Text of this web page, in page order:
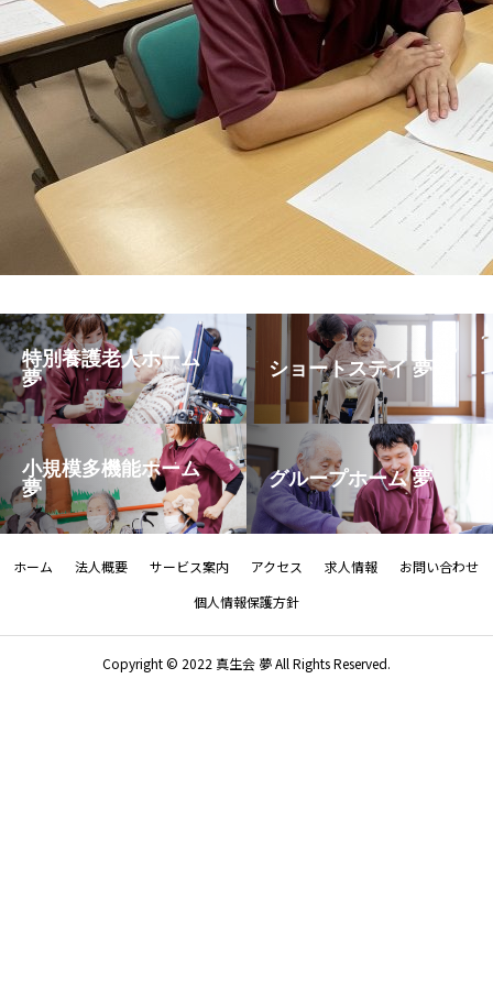
特別養護老人ホーム
夢
ショートステイ 夢
小規模多機能ホーム
夢
グループホーム 夢
ホーム 法人概要 サービス案内 アクセス 求人情報
お問い合わせ
個人情報保護方針
Copyright © 2022 真生会 夢 All Rights Reserved.